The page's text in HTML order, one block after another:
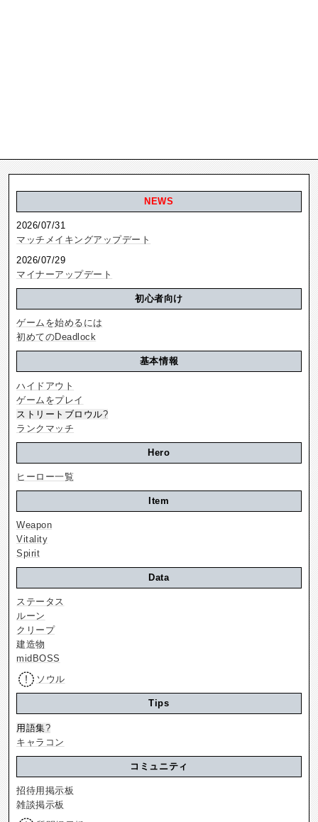
NEWS
2026/07/31
マッチメイキングアップデート
2026/07/29
マイナーアップデート
初心者向け
ゲームを始めるには
初めてのDeadlock
基本情報
ハイドアウト
ゲームをプレイ
ストリートブロウル?
ランクマッチ
Hero
ヒーロー一覧
Item
Weapon
Vitality
Spirit
Data
ステータス
ルーン
クリープ
建造物
midBOSS
ソウル
Tips
用語集?
キャラコン
コミュニティ
招待用掲示板
雑談掲示板